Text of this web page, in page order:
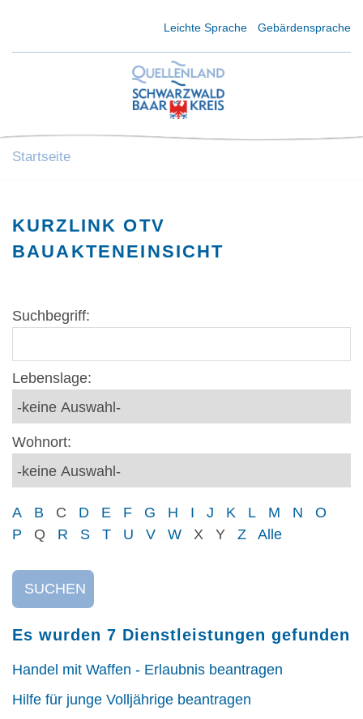
Leichte Sprache Gebärdensprache
Startseite
KURZLINK OTV
BAUAKTENEINSICHT
Suchbegriff:
Lebenslage:
Wohnort:
A B C D E F G H I J K L M N
O
P
Q R S T U V W X Y Z Alle
SUCHEN
Es wurden 7 Dienstleistungen gefunden
Handel mit Waffen - Erlaubnis beantragen
Hilfe für junge Volljährige beantragen